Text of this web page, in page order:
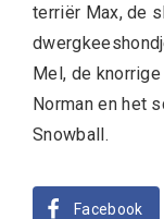
terriër Max, de
Mel, de
Norman en het
Snowball.
Facebook